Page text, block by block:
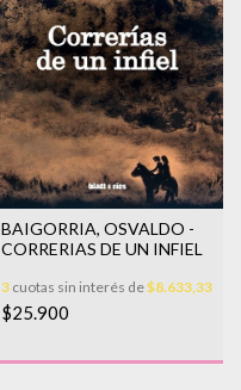
BAIGORRIA, OSVALDO -
CORRERIAS DE UN INFIEL
3 cuotas sin interés de$8.633,33
$25.900